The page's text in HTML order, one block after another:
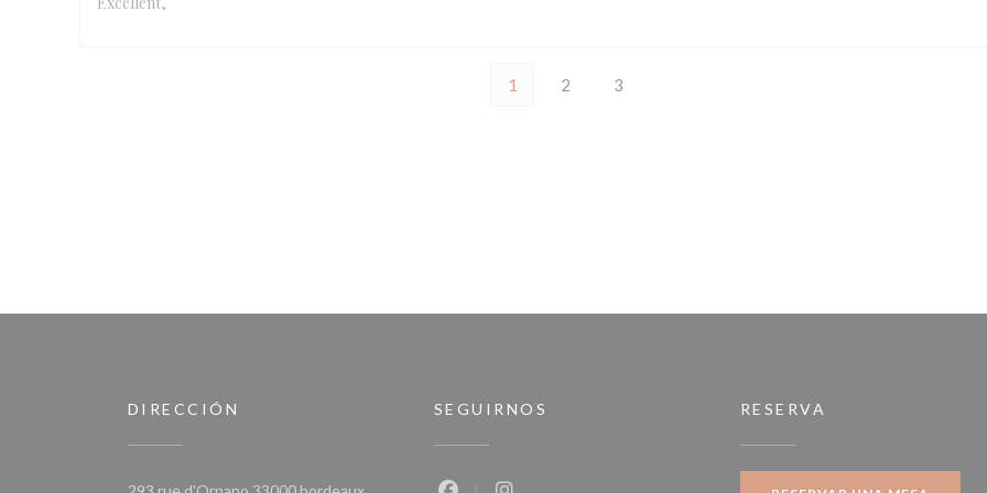
1 2 3
DIRECCIÓN
((abre en una nueva ventana))
SEGUIRNOS RESERVA